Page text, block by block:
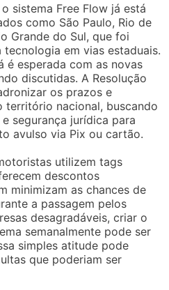
sistema Free Flow já está
como São Paulo, Rio de
Grande do Sul, que foi
em vias estaduais.
é esperada com as novas
discutidas. A Resolução
os prazos e
nacional, buscando
segurança jurídica para
avulso via Pix ou cartão.
utilizem tags
descontos
minimizam as chances de
a passagem pelos
desagradáveis, criar o
semanalmente pode ser
simples atitude pode
que poderiam ser